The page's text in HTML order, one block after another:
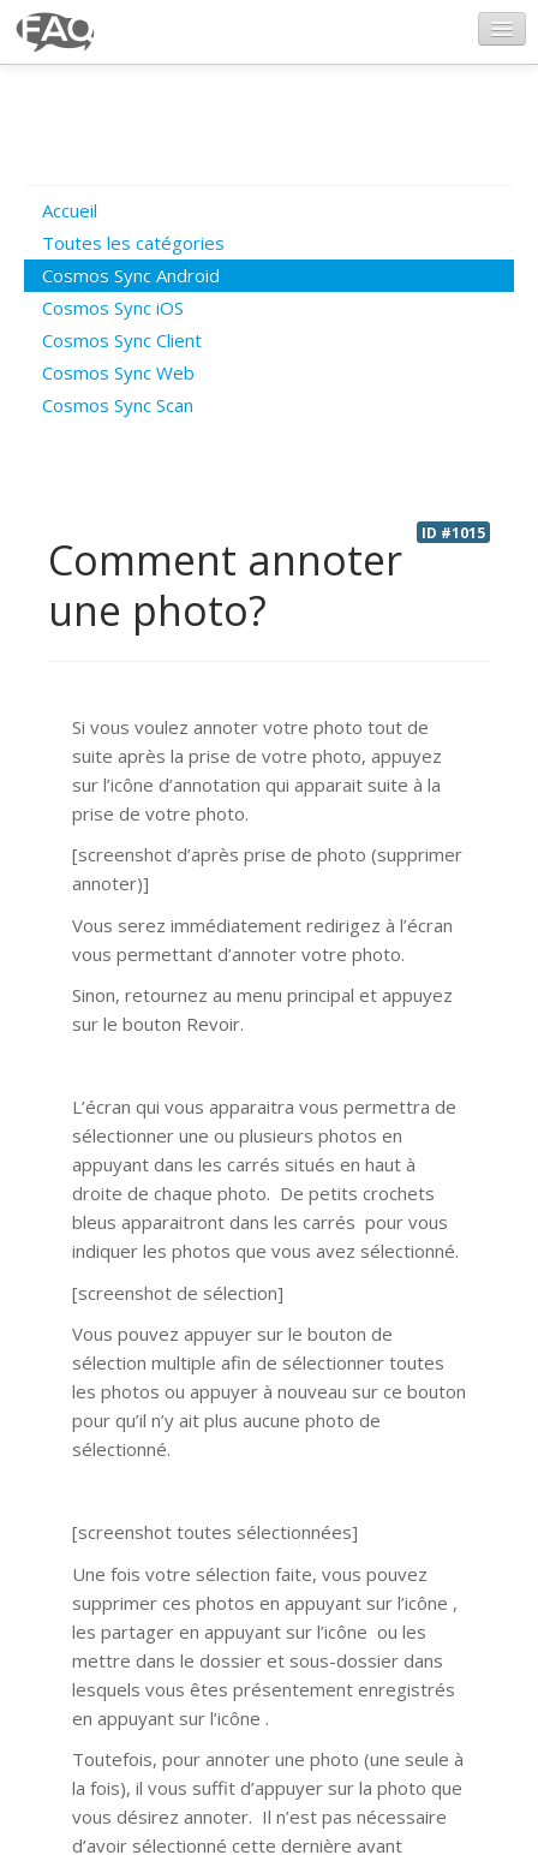
Poser une question
Questions ouvertes
Connexion
Accueil
Toutes les catégories
Cosmos Sync Android
Cosmos Sync iOS
Cosmos Sync Client
Cosmos Sync Web
Cosmos Sync Scan
ID #1015
Comment annoter
une photo?
Si vous voulez annoter votre photo tout de
suite après la prise de votre photo, appuyez
sur l’icône d’annotation qui apparait suite à la
prise de votre photo.
[screenshot d’après prise de photo (supprimer
annoter)]
Vous serez immédiatement redirigez à l’écran
vous permettant d’annoter votre photo.
Sinon, retournez au menu principal et appuyez
sur le bouton Revoir.
L’écran qui vous apparaitra vous permettra de
sélectionner une ou plusieurs photos en
appuyant dans les carrés situés en haut à
droite de chaque photo. De petits crochets
bleus apparaitront dans les carrés pour vous
indiquer les photos que vous avez sélectionné.
[screenshot de sélection]
Vous pouvez appuyer sur le bouton de
sélection multiple afin de sélectionner toutes
les photos ou appuyer à nouveau sur ce bouton
pour qu’il n’y ait plus aucune photo de
sélectionné.
[screenshot toutes sélectionnées]
Une fois votre sélection faite, vous pouvez
supprimer ces photos en appuyant sur l’icône ,
les partager en appuyant sur l’icône ou les
mettre dans le dossier et sous-dossier dans
lesquels vous êtes présentement enregistrés
en appuyant sur l’icône .
Toutefois, pour annoter une photo (une seule à
la fois), il vous suffit d’appuyer sur la photo que
vous désirez annoter. Il n’est pas nécessaire
d’avoir sélectionné cette dernière avant